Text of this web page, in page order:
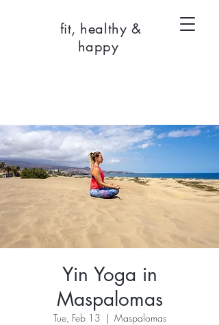
fit, healthy &
happy
Yin Yoga in
Maspalomas
Tue, Feb 13
  |
Maspalomas